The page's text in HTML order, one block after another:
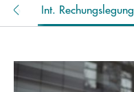
Int. Rechungslegung